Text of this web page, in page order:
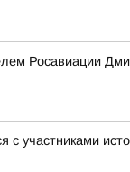
Росавиации
участниками